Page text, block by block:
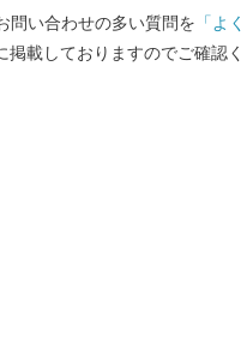
問い合わせの多い質問を 「よく
掲載しておりますのでご確認く